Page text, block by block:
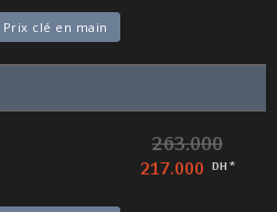
Prix clé en main
263.000
217.000 DH *